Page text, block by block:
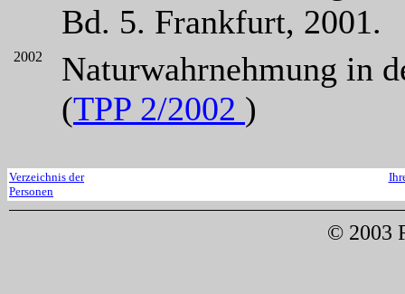
Bd. 5. Frankfurt, 2001.
2002
Naturwahrnehmung in
(TPP 2/2002 )
Verzeichnis der
Personen
© 2003